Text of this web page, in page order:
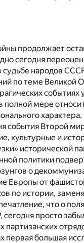
продолжает
сегодня
судьбе народов
по теме Великой
полной мере
характера.
события Второй
культурные и
исторической
политики
о
Европы от
по истории,
что о
просто
партизанских
первая большая